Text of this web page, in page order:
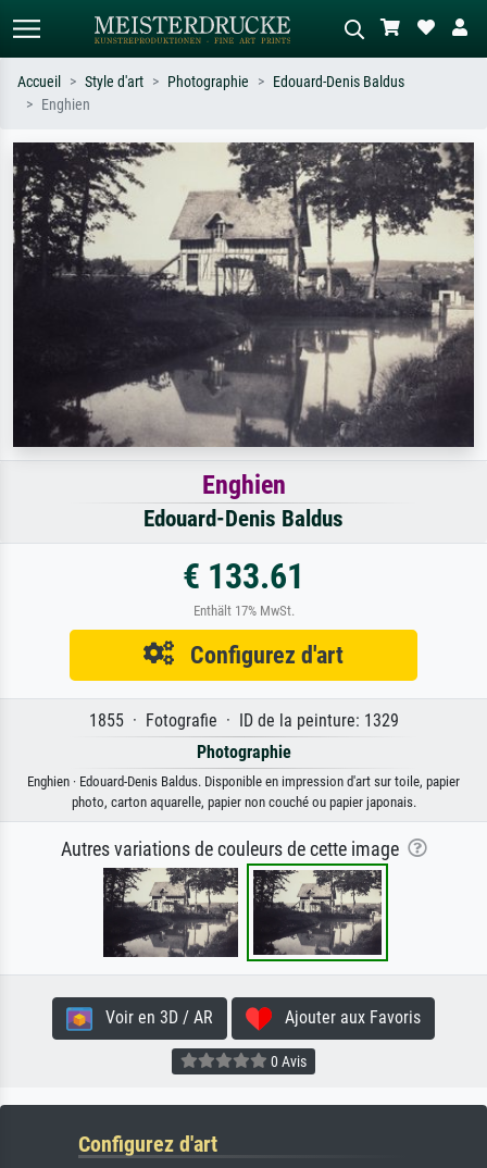
Recherchez par artiste, titre ou style –
ex. Monet, Nuit étoilée,
impressionnisme, vague de Hokusai,
nu.
Décrivez la scène – ex. prairie verte,
abstrait avec beaucoup de rouge,
tableau sombre, nu debout près d'un
arbre.
Accueil Style d'art Photographie
Edouard-Denis Baldus
Enghien
Enghien
Edouard-Denis Baldus
€ 133.61
Enthält 17% MwSt.
Configurez d'art
1855 · Fotografie · ID de la peinture: 1329
Photographie
Enghien · Edouard-Denis Baldus. Disponible en impression d'art sur toile, papier
photo, carton aquarelle, papier non couché ou papier japonais.
Autres variations de couleurs de cette image
Voir en 3D / AR Ajouter aux Favoris
0 Avis
Configurez d'art